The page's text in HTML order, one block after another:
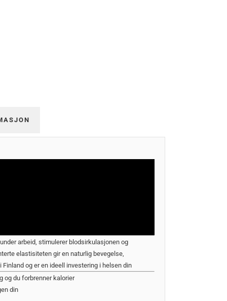
arbeid, stimulerer blodsirkulasjonen og
elastisiteten gir en naturlig bevegelse,
og er en ideell investering i helsen din
og du forbrenner kalorier
din